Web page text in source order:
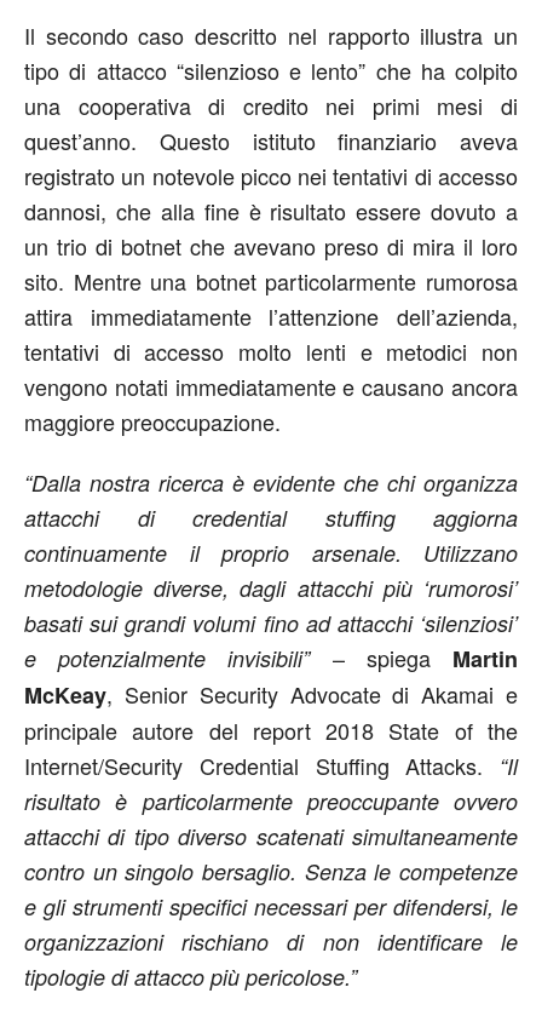
Il secondo caso descritto nel rapporto illustra un
tipo di attacco “silenzioso e lento” che ha colpito
una cooperativa di credito nei primi mesi di
quest’anno. Questo istituto finanziario aveva
registrato un notevole picco nei tentativi di accesso
dannosi, che alla fine è risultato essere dovuto a
un trio di botnet che avevano preso di mira il loro
sito. Mentre una botnet particolarmente rumorosa
attira immediatamente l’attenzione dell’azienda,
tentativi di accesso molto lenti e metodici non
vengono notati immediatamente e causano ancora
maggiore preoccupazione.
“Dalla nostra ricerca è evidente che chi organizza
attacchi di credential stuffing aggiorna
continuamente il proprio arsenale. Utilizzano
metodologie diverse, dagli attacchi più ‘rumorosi’
basati sui grandi volumi fino ad attacchi ‘silenziosi’
e potenzialmente invisibili”– spiega Martin
McKeay, Senior Security Advocate di Akamai e
principale autore del report 2018 State of the
Internet/Security Credential Stuffing Attacks. “Il
risultato è particolarmente preoccupante ovvero
attacchi di tipo diverso scatenati simultaneamente
contro un singolo bersaglio. Senza le competenze
e gli strumenti specifici necessari per difendersi, le
organizzazioni rischiano di non identificare le
tipologie di attacco più pericolose.”